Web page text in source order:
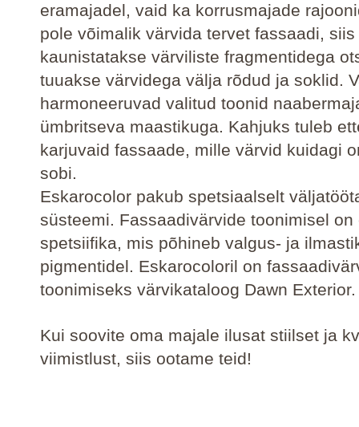
eramajadel, vaid ka korrusmajade
pole võimalik värvida tervet fassaadi, siis
kaunistatakse värviliste fragmentidega
tuuakse värvidega välja rõdud ja soklid.
harmoneeruvad valitud toonid
ümbritseva maastikuga. Kahjuks tuleb
karjuvaid fassaade, mille värvid kuidagi
sobi.
Eskarocolor pakub spetsiaalselt
süsteemi. Fassaadivärvide toonimisel on
spetsiifika, mis põhineb valgus- ja
pigmentidel. Eskarocoloril on
toonimiseks värvikataloog Dawn Exterior.
Kui soovite oma majale ilusat stiilset ja
viimistlust, siis ootame teid!